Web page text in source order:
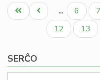
Pagination
Unua
paĝo
Antaŭa
paĝo
… Paĝo
6 7
Paĝo
12 Paĝo
13
SERĈO